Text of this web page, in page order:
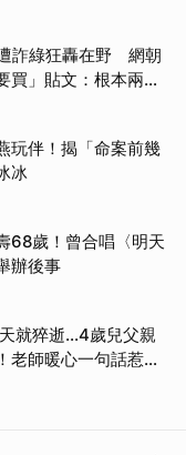
詐綠狂轟在野 網朝
買」貼文：根本兩碼
玩伴！揭「命案前幾
冰
68歲！曾合唱〈明天
辦後事
就猝逝...4歲兒父親
老師暖心一句話惹哭